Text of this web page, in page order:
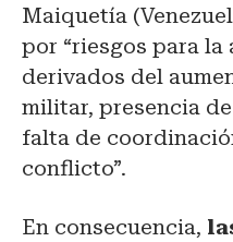
Maiquetía
por “riesgos para
derivados del
militar, presencia
falta de
conflicto”.
En consecuencia,